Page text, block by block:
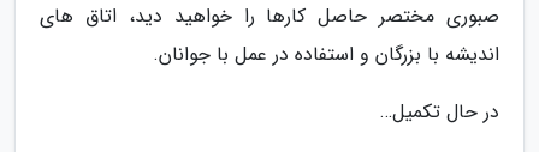
صبوری مختصر حاصل کارها را خواهید دید، اتاق های
اندیشه با بزرگان و استفاده در عمل با جوانان.
در حال تکمیل…